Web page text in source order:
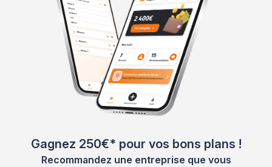
Gagnez 250€* pour vos bons plans !
Recommandez une entreprise que vous